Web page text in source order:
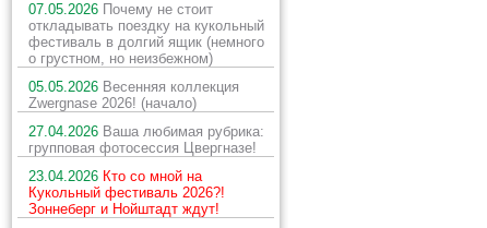
07.05.2026 Почему не стоит
откладывать поездку на кукольный
фестиваль в долгий ящик (немного
о грустном, но неизбежном)
05.05.2026 Весенняя коллекция
Zwergnase 2026! (начало)
27.04.2026 Ваша любимая рубрика:
групповая фотосессия Цвергназе!
23.04.2026 Кто со мной на
Кукольный фестиваль 2026?!
Зоннеберг и Нойштадт ждут!